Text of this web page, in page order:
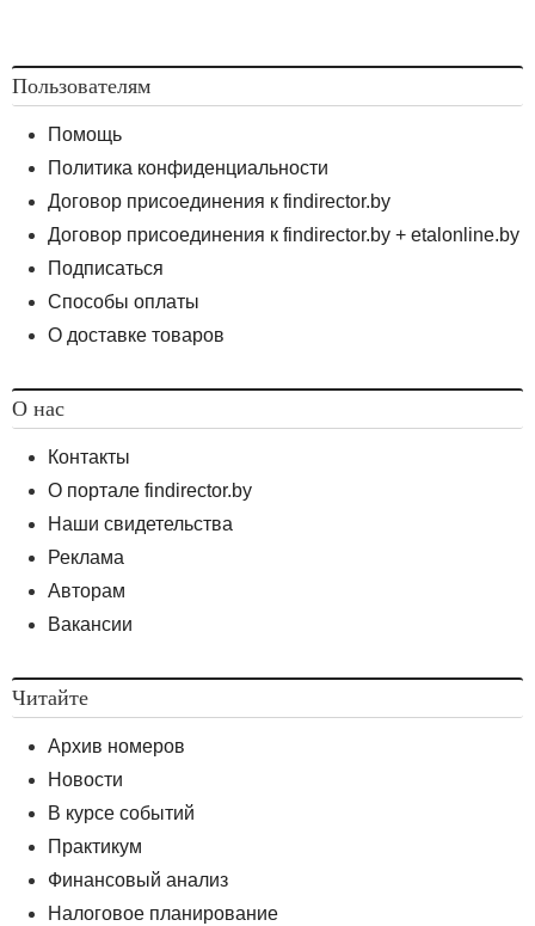
Пользователям
Помощь
Политика конфиденциальности
Договор присоединения к findirector.by
Договор присоединения к findirector.by + etalonline.by
Подписаться
Способы оплаты
О доставке товаров
О нас
Контакты
О портале findirector.by
Наши свидетельства
Реклама
Авторам
Вакансии
Читайте
Архив номеров
Новости
В курсе событий
Практикум
Финансовый анализ
Налоговое планирование